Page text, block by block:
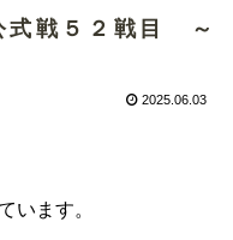
戦５２戦目 ～
2025.06.03
います。